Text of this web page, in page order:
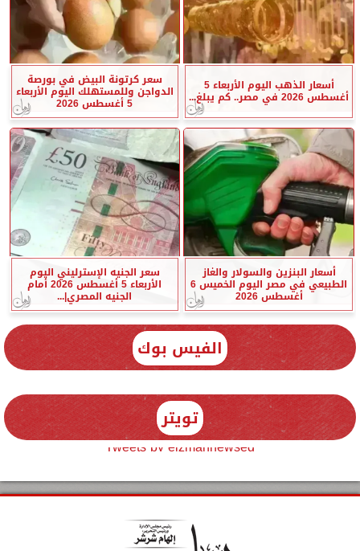
أسعار الذهب اليوم الأربعاء 5
أغسطس 2026 في مصر.. كم يبلغ...
سعر كرتونة البيض في بورصة
الدواجن وللمستهلك اليوم الأربعاء
5 أغسطس 2026
أسعار البنزين والسولار والغاز
الطبيعي في مصر اليوم الخميس 6
أغسطس 2026
سعر الجنيه الإسترليني اليوم
الأربعاء 5 أغسطس 2026 أمام
الجنيه المصري|...
الفيس بوك
تويتر
Tweets by elzmannewseg